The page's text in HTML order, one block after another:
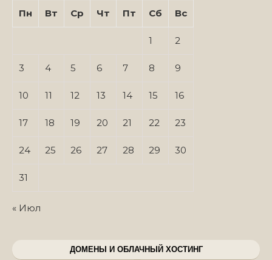
Пн
Вт Ср Чт Пт Сб Вс
1 2
3 4 5 6 7 8 9
10 11 12 13 14 15 16
17 18 19 20 21 22 23
24 25 26 27 28 29 30
31
« Июл
ДОМЕНЫ И ОБЛАЧНЫЙ ХОСТИНГ